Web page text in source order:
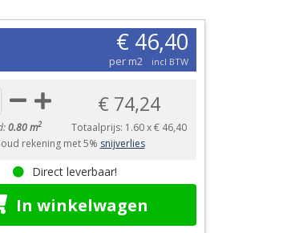
€ 46,40
per m2 incl BTW
0.80 m2
€ 74,24
Totaalprijs: 1.60x€ 46,40
rekening met 5% snijverlies
Direct leverbaar!
In winkelwagen